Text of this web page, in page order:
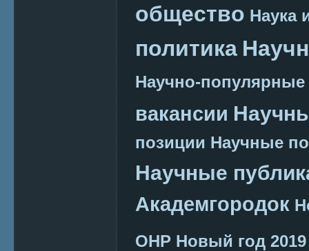
общество Наука
политика
Научно-
вакансии
позиции Научные
Научные
Академгородок
ОНР Новый год 2019